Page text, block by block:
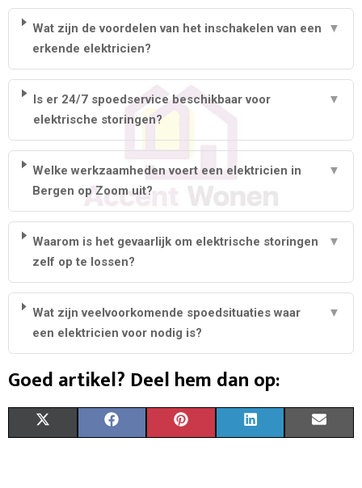
Wat zijn de voordelen van het inschakelen van een
erkende elektricien?
▼
Is er 24/7 spoedservice beschikbaar voor
elektrische storingen?
▼
Welke werkzaamheden voert een elektricien in
Bergen op Zoom uit?
▼
Waarom is het gevaarlijk om elektrische storingen
zelf op te lossen?
▼
Wat zijn veelvoorkomende spoedsituaties waar
een elektricien voor nodig is?
▼
Goed artikel? Deel hem dan op: